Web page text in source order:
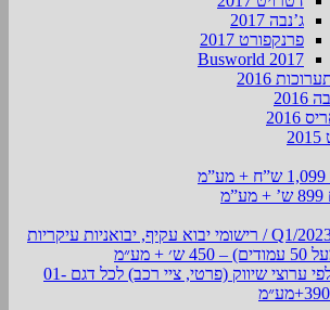
ג’נבה 2017
פרנקפורט 2017
Busworld 2017
2016
2016
רישומים Q1/2023 / רישומי יבוא עקיף, יבואניות עיקריות
+ מע״מ
רישומים לפי ערוצי שיווק (פרטי, ציי רכב) לכל דגם 01-